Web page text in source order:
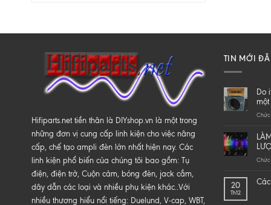
Hifiparts.net tiền thân là DIYshop.vn là một trong
những đơn vị cung cấp linh kiện cho việc nâng
cấp, chế tạo ampli đèn lớn nhất hiện nay. Các
linh kiện phổ biến của chúng tôi bao gồm: Tụ
điện, điện trở, Cuộn cảm, bóng đèn, jack cắm,
dây dẫn các loại và nhiều phụ kiện khác..Với
nhiều thương hiểu nổi tiếng: Duelund, V-cap, WBT,
TIN MỚI
Do
Chức
Chức
20
Th12